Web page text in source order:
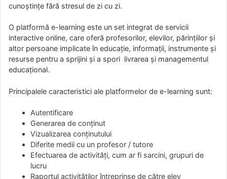
cunoştinţe fără stresul de zi cu zi.
O platformă e-learning este un set integrat de servicii
interactive online, care oferă profesorilor, elevilor, părințiilor și
altor persoane implicate în educație, informații, instrumente și
resurse pentru a sprijini și a spori livrarea și managementul
educațional.
Principalele caracteristici ale platformelor de e-learning sunt:
Autentificare
Generarea de conținut
Vizualizarea conținutului
Diferite medii cu un profesor / tutore
Efectuarea de activități, cum ar fi sarcini, grupuri de
lucru
Raportul activităților întreprinse de către elev